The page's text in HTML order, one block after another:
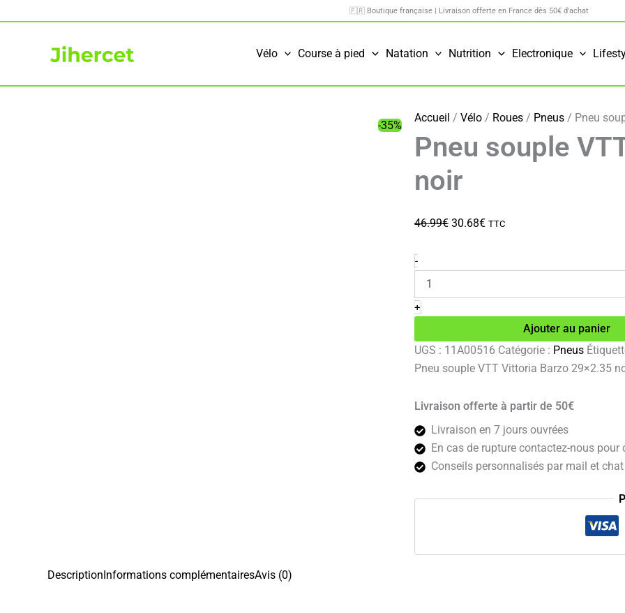
au
🇫🇷 Boutique française | Livraison offerte en France dès 50€ d'achat
Vélo Course à pied Natation Nutrition Electronique
-35%
Accueil / Vélo/ Roues/ Pneus/ Pneu
Pneu souple
noir
46.99€ Le
46.99€.
30.68€Le
30.68€.
TTC
-quantité
de
Pneu
souple
VTT
Barzo
29x2.35
noir
+
Ajouter au panier
UGS : 11A00516 Catégorie : Pneus
Pneu souple VTT Vittoria Barzo 29×2.35
Livraison offerte à partir de 50€
Livraison en 7 jours ouvrées
En cas de rupture contactez-nous pour
Conseils personnalisés par mail et chat
DescriptionInformations complémentairesAvis (0)